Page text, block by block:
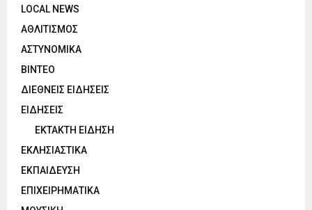
LOCAL NEWS
ΑΘΛΙΤΙΣΜΟΣ
ΑΣΤΥΝΟΜΙΚΑ
ΒΙΝΤΕΟ
ΔΙΕΘΝΕΙΣ ΕΙΔΗΣΕΙΣ
ΕΙΔΗΣΕΙΣ
ΕΚΤΑΚΤΗ ΕΙΔΗΣΗ
ΕΚΛΗΣΙΑΣΤΙΚΑ
ΕΚΠΑΙΔΕΥΣΗ
ΕΠΙΧΕΙΡΗΜΑΤΙΚΑ